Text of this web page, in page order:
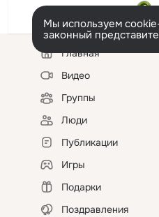
Мы используем
законный
Левая
колонкаГлавная
Видео
Группы
Люди
Публикации
Игры
Подарки
Поздравления